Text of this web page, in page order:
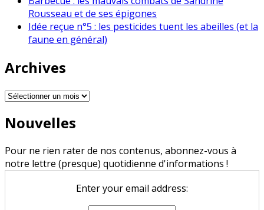
Rousseau et de ses épigones
Idée reçue n°5 : les pesticides tuent les abeilles (et la
faune en général)
Archives
Archives
Nouvelles
Pour ne rien rater de nos contenus, abonnez-vous à
notre lettre (presque) quotidienne d'informations !
Enter your email address: